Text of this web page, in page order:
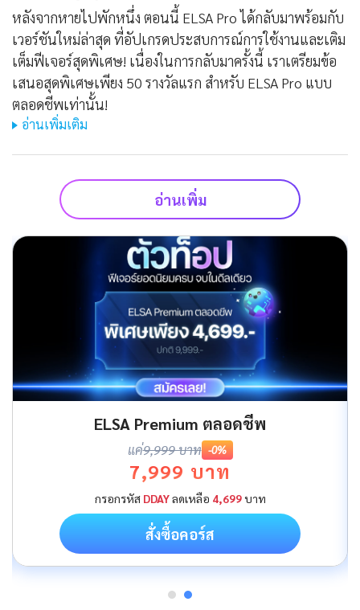
หลังจากหายไปพักหนึ่ง ตอนนี้ ELSA Pro ได้กลับมาพร้อมกับ
เวอร์ชันใหม่ล่าสุด ที่อัปเกรดประสบการณ์การใช้งานและเติม
เต็มฟีเจอร์สุดพิเศษ! เนื่องในการกลับมาครั้งนี้ เราเตรียมข้อ
เสนอสุดพิเศษเพียง 50 รางวัลแรก สำหรับ ELSA Pro แบบ
ตลอดชีพเท่านั้น!
อ่านเพิ่มเติม
อ่านเพิ่ม
ELSA Premium ตลอดชีพ
แค่9,999 บาท -0%
7,999 บาท
กรอกรหัส DDAYลดเหลือ 4,699บาท
สั่งซื้อคอร์ส